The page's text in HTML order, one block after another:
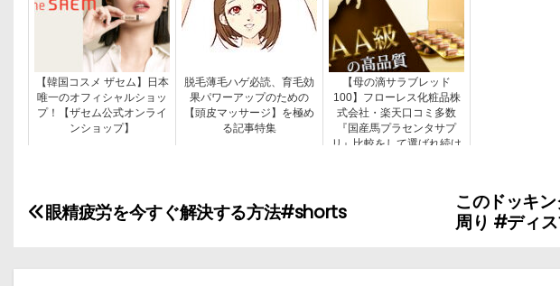
【韓国コスメ ザセム】日本
唯一のオフィシャルショッ
プ！【ザセム公式オンライ
ンショップ】
脱毛薄毛ハゲ必読、育毛効
果パワーアップのための
【頭皮マッサージ】を極め
る記事特集
【母の滴サラブレッド
100】フローレス化粧品株
式会社・楽天口コミ多数
『国産馬プラセンタサプ
リ』比較をして選ばれ続け
投
このドッキ
周り #ディ
眼精疲労を今すぐ解決する方法#shorts